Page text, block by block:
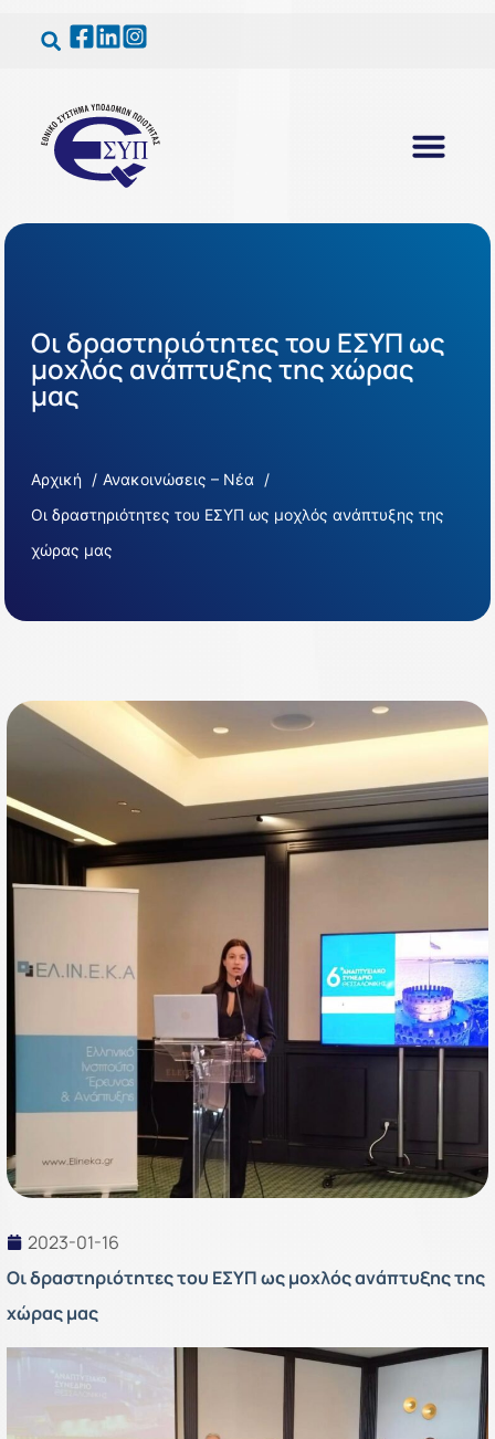
Οι δραστηριότητες του ΕΣΥΠ ως
μοχλός ανάπτυξης της χώρας
μας
Αρχική
Ανακοινώσεις – Νέα
Οι δραστηριότητες του ΕΣΥΠ ως μοχλός ανάπτυξης της
χώρας μας
2023-01-16
Οι δραστηριότητες του ΕΣΥΠ ως μοχλός ανάπτυξης της
χώρας μας